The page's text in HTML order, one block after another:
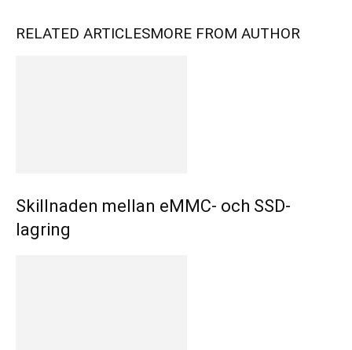
RELATED ARTICLESMORE FROM AUTHOR
Skillnaden mellan eMMC- och SSD-
lagring